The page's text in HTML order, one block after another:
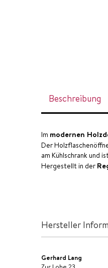
Beschreibung
Im modernen
Der
am Kühlschrank und
Hergestellt in der
Hersteller
Gerhard Lang